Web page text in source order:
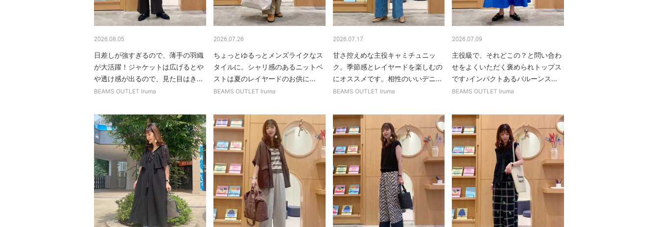
2026.08.05
日差しが強すぎるので、薄手の羽織
が大活躍！ジャケットは広げるとや
や透け感が出るので、見た目はき...
BEAMS OUTLET Iruma
2026.07.26
ちょっとゆるっとメンズライクなス
タイルに。シャリ感のあるニットベ
ストは夏のレイヤードのお供に...
BEAMS OUTLET Iruma
2026.07.17
甘さ控えめな主役キャミチュニッ
ク。季節感とレイヤードを楽しむの
にオススメです。相性のいいデニ...
BEAMS OUTLET Iruma
2026.07.09
主役級で、それどこの？と問い合わ
せをよくいただく褒められトップス
です♪インパクトあるバルーンス...
BEAMS OUTLET Iruma